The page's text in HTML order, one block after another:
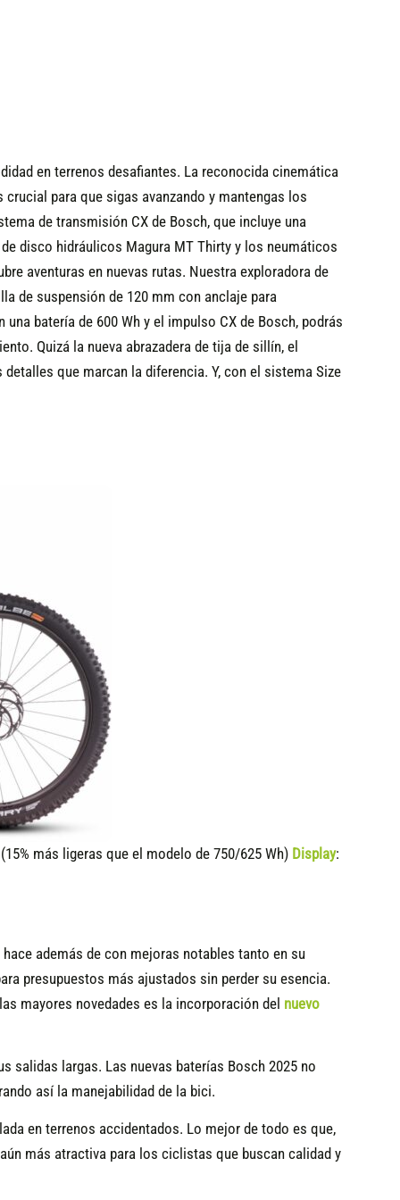
en terrenos desafiantes. La reconocida cinemática
para que sigas avanzando y mantengas los
de transmisión CX de Bosch, que incluye una
disco hidráulicos Magura MT Thirty y los neumáticos
aventuras en nuevas rutas. Nuestra exploradora de
de suspensión de 120 mm con anclaje para
batería de 600 Wh y el impulso CX de Bosch, podrás
Quizá la nueva abrazadera de tija de sillín, el
que marcan la diferencia. Y, con el sistema Size
más ligeras que el modelo de 750/625 Wh) Display:
además de con mejoras notables tanto en su
presupuestos más ajustados sin perder su esencia.
mayores novedades es la incorporación del nuevo
salidas largas. Las nuevas baterías Bosch 2025 no
así la manejabilidad de la bici.
en terrenos accidentados. Lo mejor de todo es que,
más atractiva para los ciclistas que buscan calidad y